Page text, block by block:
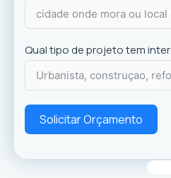
Qual tipo de projeto tem
Solicitar Orçamento